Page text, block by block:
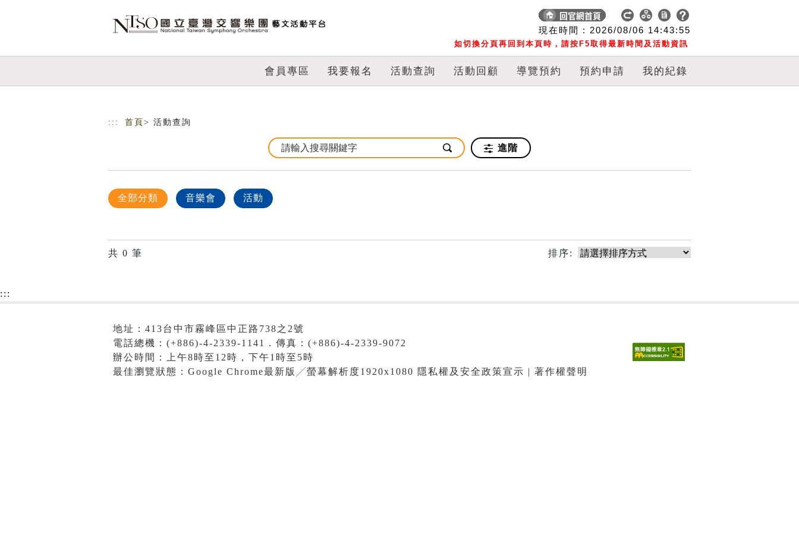
現在時間 : 2026/08/06 14:43:55
如切換分頁再回到本頁時，請按F5取得最新時間及活動資訊
會員專區 我要報名 活動查詢 活動回顧 導覽預約 預約申請 我的紀錄
::: 首頁 > 活動查詢
進階
全部分類 音樂會 活動
共 0 筆 排序:
:::
地址：413台中市霧峰區中正路738之2號
電話總機：(+886)-4-2339-1141．傳真：(+886)-4-2339-9072
辦公時間：上午8時至12時，下午1時至5時
最佳瀏覽狀態：Google Chrome最新版╱螢幕解析度1920x1080 隱私權及安全政策宣示 | 著作權聲明